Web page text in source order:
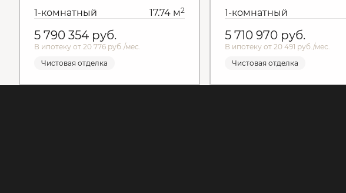
1-комнатный 17.74 м2
5 790 354 руб.
В ипотеку от 20 776 руб./мес.
Чистовая отделка
1-комнатный
5 710 970 руб.
В ипотеку от 20 491 руб./мес.
Чистовая отделка